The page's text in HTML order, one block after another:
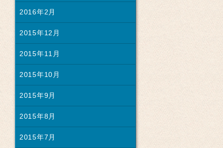
2016年2月
2015年12月
2015年11月
2015年10月
2015年9月
2015年8月
2015年7月